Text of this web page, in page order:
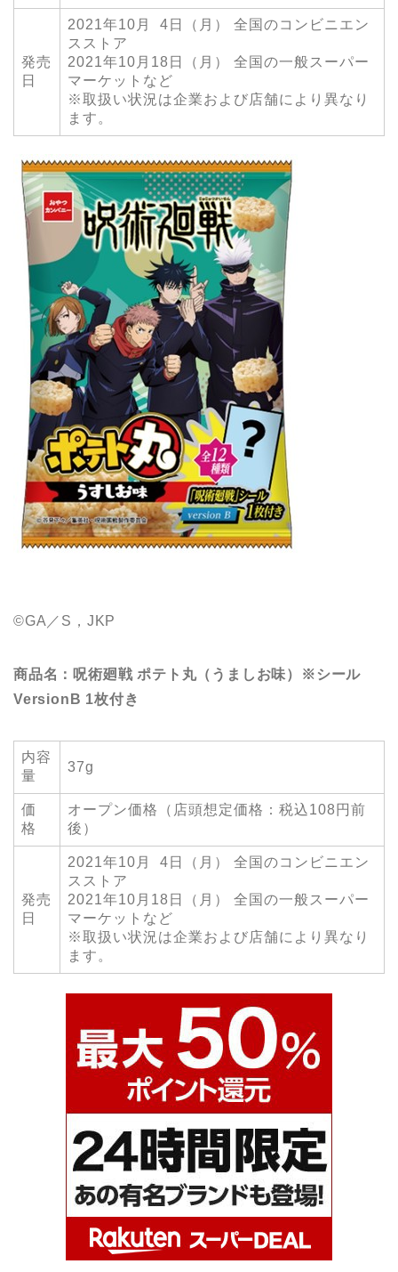
発売
日
2021年10月 4日（月） 全国のコンビニエン
スストア
2021年10月18日（月） 全国の一般スーパー
マーケットなど
※取扱い状況は企業および店舗により異なり
ます。
©GA／S，JKP
商品名：呪術廻戦 ポテト丸（うましお味）※シール
VersionB 1枚付き
内容
量
37g
価
格
オープン価格（店頭想定価格：税込108円前
後）
発売
日
2021年10月 4日（月） 全国のコンビニエン
スストア
2021年10月18日（月） 全国の一般スーパー
マーケットなど
※取扱い状況は企業および店舗により異なり
ます。